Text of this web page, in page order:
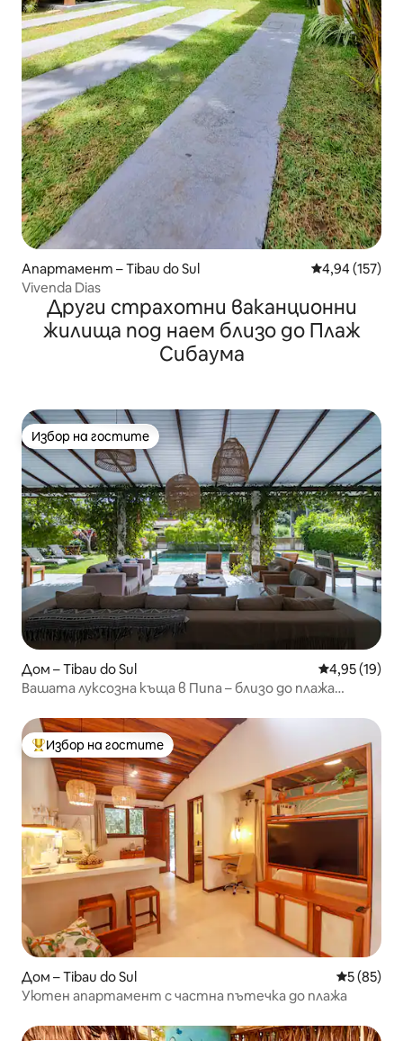
Апартамент – Tibau do Sul Средна
4,94 (157)
Vivenda Dias
Други страхотни ваканционни
жилища под наем близо до Плаж
Сибаума
Избор на гостите
Избор на гостите
Дом – Tibau do Sul Средна
4,95 (19)
Вашата луксозна къща в Пипа – близо до плажа
Най-популярен избор на гостите
Избор на гостите
Дом – Tibau do Sul Средна
5 (85)
Уютен апартамент с частна пътечка до плажа